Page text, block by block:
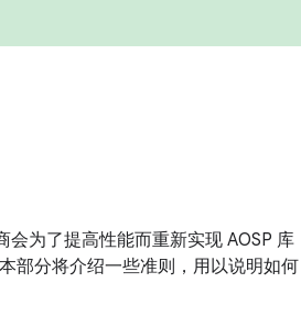
为了提高性能而重新实现 AOSP 库
部分将介绍一些准则，用以说明如何